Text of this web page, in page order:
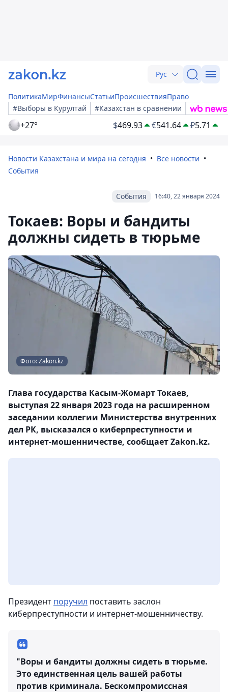
Рус
ПолитикаМирФинансыСтатьиПроисшествияПраво
#Выборы в Курултай
#Казахстан в сравнении
+27° $469.93 €541.64 ₽5.71
Новости Казахстана и мира на сегодня
Все новости
События
16:40, 22 января 2024
События
Токаев: Воры и бандиты
должны сидеть в тюрьме
Фото: Zakon.kz
Глава государства Касым-Жомарт Токаев,
выступая 22 января 2023 года на расширенном
заседании коллегии Министерства внутренних
дел РК, высказался о киберпреступности и
интернет-мошенничестве, сообщает Zakon.kz.
Президент поручил поставить заслон
киберпреступности и интернет-мошенничеству.
"Воры и бандиты должны сидеть в тюрьме.
Это единственная цель вашей работы
против криминала. Бескомпромиссная